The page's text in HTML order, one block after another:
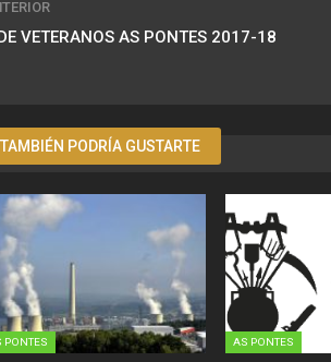
VETERANOS AS PONTES 2017-18
TAMBIÉN PODRÍA GUSTARTE
PONTES AS PONTES